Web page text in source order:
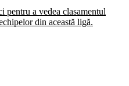
pentru a vedea clasamentul
din această ligă.